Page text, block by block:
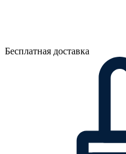
Бесплатная доставка